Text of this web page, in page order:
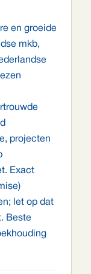
en groeide
mkb,
projecten
Exact
let op dat
Beste